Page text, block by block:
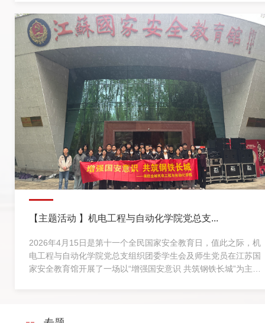
自信。
【主题活动 】机电工程与自动化学院党总支...
2026年4月15日是第十一个全民国家安全教育日，值此之际，机
电工程与自动化学院党总支组织团委学生会及师生党员在江苏国
家安全教育馆开展了一场以“增强国安意识 共筑钢铁长城”为主题